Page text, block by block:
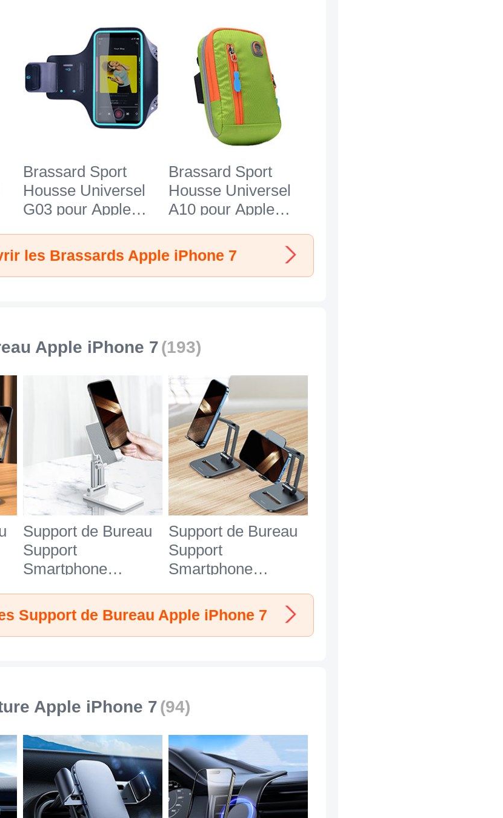
Brassard Sport
Housse Universel
G03 pour Apple
Brassard Sport
Housse Universel
A10 pour Apple
les Brassards Apple iPhone 7
Apple iPhone 7(193)
Support de Bureau
Support
Smartphone
Apple iPhone 7
Blanc
Support de Bureau
Support
Smartphone
Apple iPhone 7 Noir
Support de Bureau Apple iPhone 7
Apple iPhone 7(94)